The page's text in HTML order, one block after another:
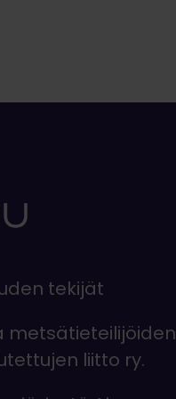
tekijät
metsätieteilijöiden
liitto ry.